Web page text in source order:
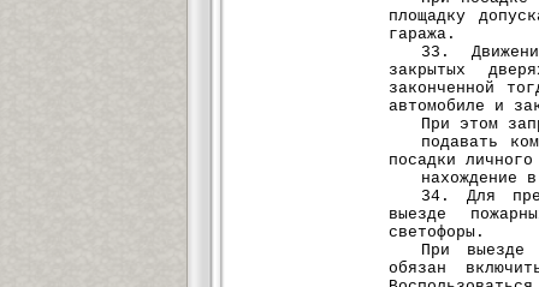
площадку
гаража.
33.
закрытых
законченной
автомобиле и
При этом
подавать
посадки
нахождение
34. Для
выезде
светофоры.
При выезде
обязан